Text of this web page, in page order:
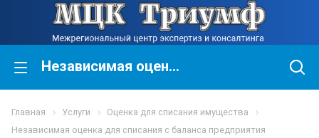
Независимая оценка для списания с баланса предприятия
Главная Услуги
Оценка для списания имущества
Независимая оценка для списания с баланса предприятия